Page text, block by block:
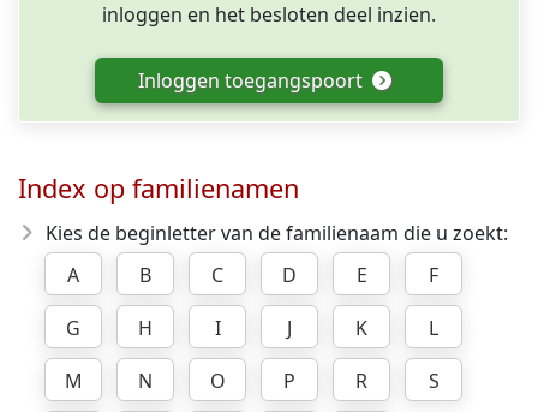
inloggen en het besloten deel inzien.
Inloggen toegangspoort
Index op familienamen
Kies de beginletter van de familienaam die u zoekt:
A
B C D E
F
G
H I J K
L
M
N O P R
S